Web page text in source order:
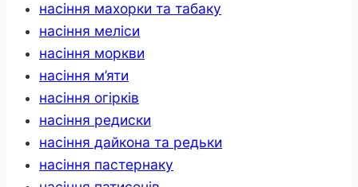
насіння махорки та табаку
насіння меліси
насіння моркви
насіння м’яти
насіння огірків
насіння редиски
насіння дайкона та редьки
насіння пастернаку